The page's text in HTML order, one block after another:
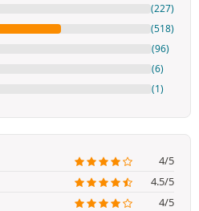
(227)
(518)
(96)
(6)
(1)
4/5
4.5/5
4/5